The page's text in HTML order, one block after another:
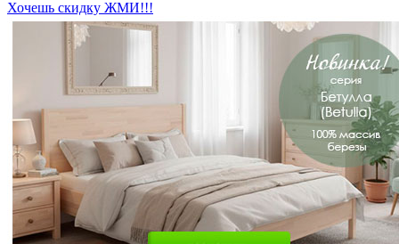
Хочешь скидку ЖМИ!!!